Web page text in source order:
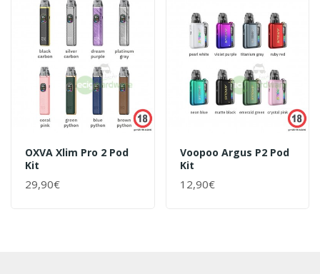
OXVA Xlim Pro 2 Pod
Kit
29,90€
Voopoo Argus P2 Pod
Kit
12,90€